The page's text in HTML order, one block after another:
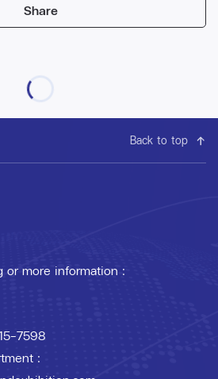
Share
Back to top
or more information :
7598
: